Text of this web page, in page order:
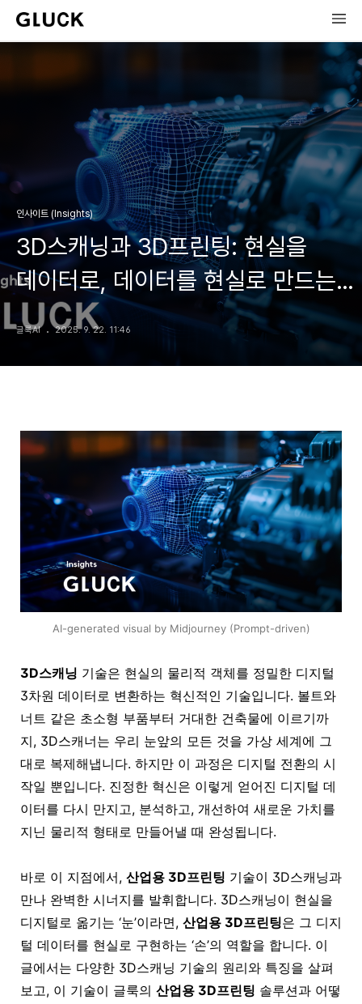
인사이트 (Insights)
3D스캐닝과 3D프린팅: 현실을
데이터로, 데이터를 현실로 만드는
기술
글룩AI 2025. 9. 22. 11:46
AI-generated visual by Midjourney (Prompt-driven)
3D스캐닝 기술은 현실의 물리적 객체를 정밀한 디지털
3차원 데이터로 변환하는 혁신적인 기술입니다. 볼트와
너트 같은 초소형 부품부터 거대한 건축물에 이르기까
지, 3D스캐너는 우리 눈앞의 모든 것을 가상 세계에 그
대로 복제해냅니다. 하지만 이 과정은 디지털 전환의 시
작일 뿐입니다. 진정한 혁신은 이렇게 얻어진 디지털 데
이터를 다시 만지고, 분석하고, 개선하여 새로운 가치를
지닌 물리적 형태로 만들어낼 때 완성됩니다.
바로 이 지점에서, 산업용 3D프린팅 기술이 3D스캐닝과
만나 완벽한 시너지를 발휘합니다. 3D스캐닝이 현실을
디지털로 옮기는 ‘눈’이라면, 산업용 3D프린팅은 그 디지
털 데이터를 현실로 구현하는 ‘손’의 역할을 합니다. 이
글에서는 다양한 3D스캐닝 기술의 원리와 특징을 살펴
보고, 이 기술이 글룩의 산업용 3D프린팅 솔루션과 어떻